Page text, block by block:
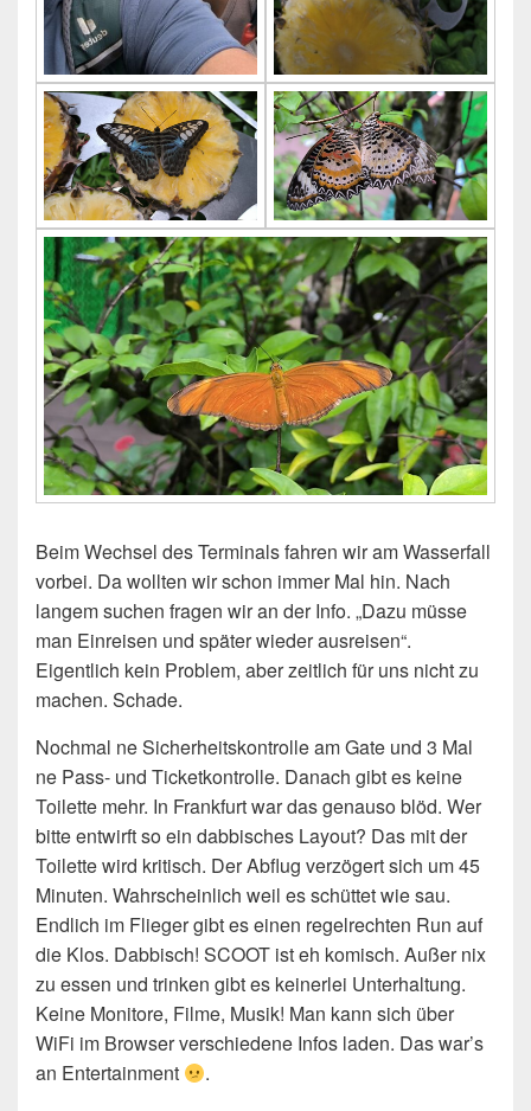
Beim Wechsel des Terminals fahren wir am Wasserfall
vorbei. Da wollten wir schon immer Mal hin. Nach
langem suchen fragen wir an der Info. „Dazu müsse
man Einreisen und später wieder ausreisen“.
Eigentlich kein Problem, aber zeitlich für uns nicht zu
machen. Schade.
Nochmal ne Sicherheitskontrolle am Gate und 3 Mal
ne Pass- und Ticketkontrolle. Danach gibt es keine
Toilette mehr. In Frankfurt war das genauso blöd. Wer
bitte entwirft so ein dabbisches Layout? Das mit der
Toilette wird kritisch. Der Abflug verzögert sich um 45
Minuten. Wahrscheinlich weil es schüttet wie sau.
Endlich im Flieger gibt es einen regelrechten Run auf
die Klos. Dabbisch! SCOOT ist eh komisch. Außer nix
zu essen und trinken gibt es keinerlei Unterhaltung.
Keine Monitore, Filme, Musik! Man kann sich über
WiFi im Browser verschiedene Infos laden. Das war’s
an Entertainment
.